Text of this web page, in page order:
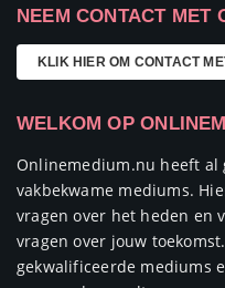
vakbekwame mediums.
vragen over het heden en
vragen over jouw
gekwalificeerde mediums
een goed consult.